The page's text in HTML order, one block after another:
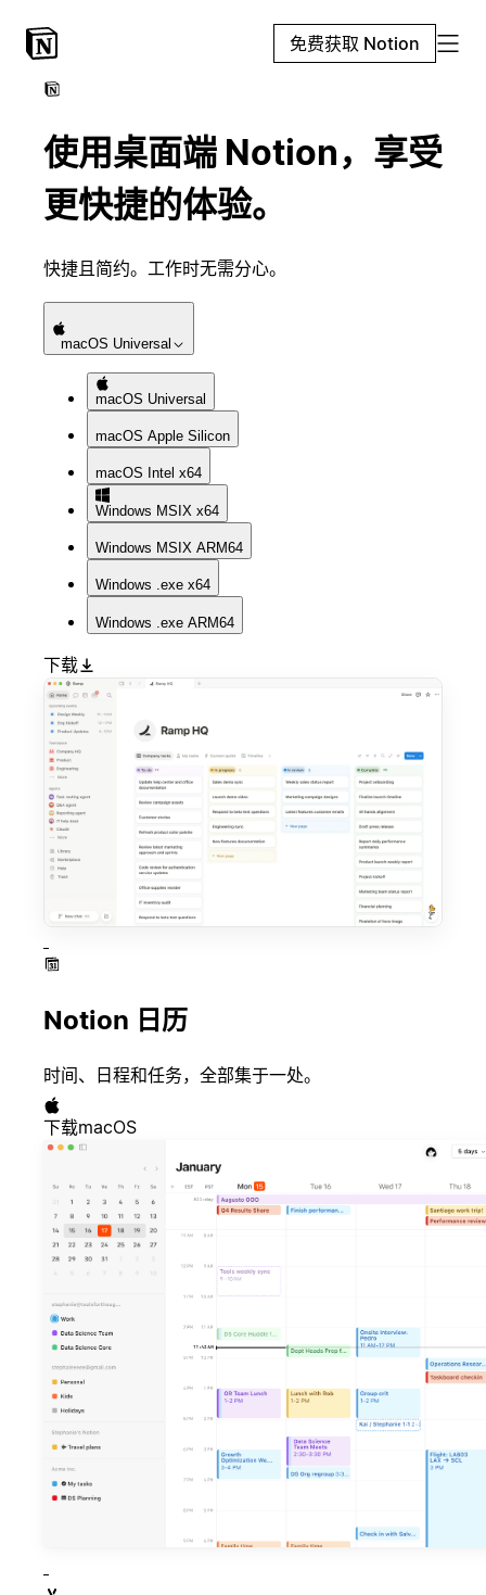
免费获取 Notion
使用桌面端 Notion，享受
更快捷的体验。
快捷且简约。工作时无需分心。
macOS Universal
macOS Universal
macOS Apple Silicon
macOS Intel x64
Windows MSIX x64
Windows MSIX ARM64
Windows .exe x64
Windows .exe ARM64
下载
Notion 日历
时间、日程和任务，全部集于一处。
下载macOS